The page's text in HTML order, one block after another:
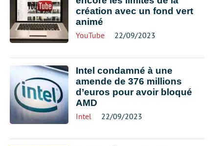
création avec un fond vert
animé
YouTube 22/09/2023
Intel condamné à une
amende de 376 millions
d’euros pour avoir bloqué
AMD
Intel 22/09/2023